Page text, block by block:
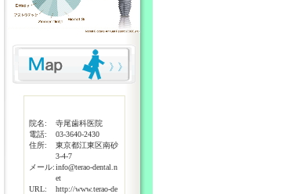
院名:
寺尾歯科医院
電話:
03-3640-2430
住所:
東京都江東区南砂
3-4-7
メール:info@terao-dental.n
et
URL:
http://www.terao-de